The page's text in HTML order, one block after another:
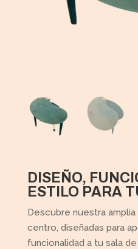
DISEÑO,
ESTILO PARA
Descubre nuestra
centro, diseñadas para
funcionalidad a tu sala